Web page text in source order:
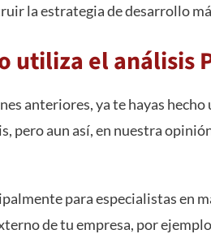
la estrategia de desarrollo
utiliza el análisis
anteriores, ya te hayas
pero aun así, en nuestra
para especialistas en
de tu empresa, por